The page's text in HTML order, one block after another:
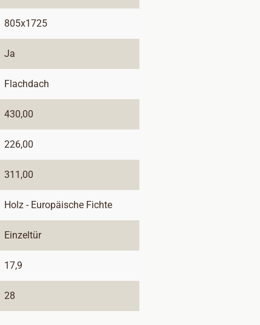
805x1725
Ja
Flachdach
430,00
226,00
311,00
Holz - Europäische Fichte
Einzeltür
17,9
28